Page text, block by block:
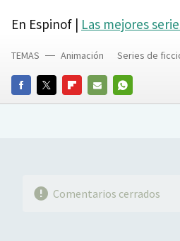
En Espinof | Las mejores
FACEBOOKTWITTERFLIPBOARD
E-
WHATSAPP
TEMAS Animación Series de
Comentarios cerrados